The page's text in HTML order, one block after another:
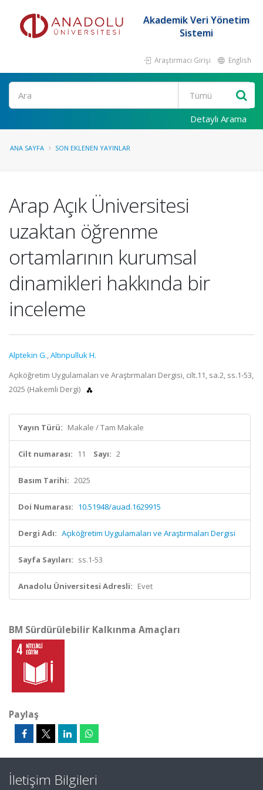
Akademik Veri Yönetim
Sistemi
Araştırmacı Girişi English
Ara
Detaylı Arama
ANA SAYFA SON EKLENEN YAYINLAR
Arap Açık Üniversitesi
uzaktan öğrenme
ortamlarının kurumsal
dinamikleri hakkında bir
inceleme
Alptekin G.,Altınpulluk H.
Açıköğretim Uygulamaları ve Araştırmaları Dergisi, cilt.11, sa.2, ss.1-53,
2025 (Hakemli Dergi)
Yayın Türü: Makale / Tam Makale
Cilt numarası: 11 Sayı: 2
Basım Tarihi: 2025
Doi Numarası: 10.51948/auad.1629915
Dergi Adı: Açıköğretim Uygulamaları ve Araştırmaları Dergisi
Sayfa Sayıları: ss.1-53
Anadolu Üniversitesi Adresli: Evet
BM Sürdürülebilir Kalkınma Amaçları
Paylaş
İletişim Bilgileri